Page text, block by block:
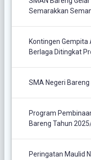
Semarakkan
Kontingen
Berlaga Ditingkat
SMA Negeri
Program
Bareng Tahun
Peringatan Maulid